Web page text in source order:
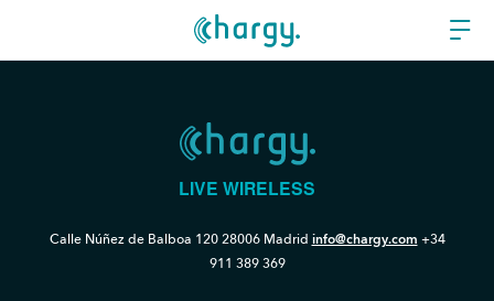
LIVE WIRELESS
Calle Núñez de Balboa 12028006 Madrid info@chargy.com +34
911 389 369